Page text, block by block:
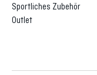
Sportliches Zubehör
Outlet